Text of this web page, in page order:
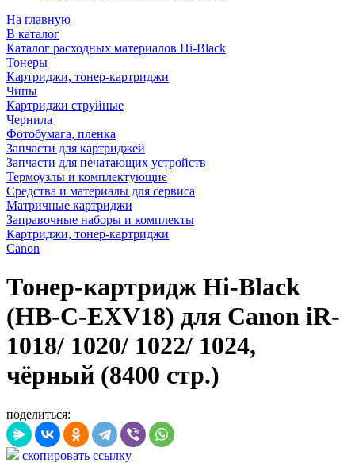
На главную
В каталог
Каталог расходных материалов Hi-Black
Тонеры
Картриджи, тонер-картриджи
Чипы
Картриджи струйные
Чернила
Фотобумага, пленка
Запчасти для картриджей
Запчасти для печатающих устройств
Термоузлы и комплектующие
Средства и материалы для сервиса
Матричные картриджи
Заправочные наборы и комплекты
Картриджи, тонер-картриджи
Canon
Тонер-картридж Hi-Black
(HB-C-EXV18) для Canon iR-
1018/ 1020/ 1022/ 1024,
чёрный (8400 стр.)
поделиться:
скопировать ссылку